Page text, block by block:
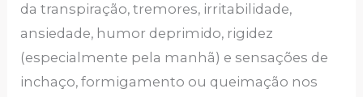
da transpiração, tremores, irritabilidade,
ansiedade, humor deprimido, rigidez
(especialmente pela manhã) e sensações de
inchaço, formigamento ou queimação nos